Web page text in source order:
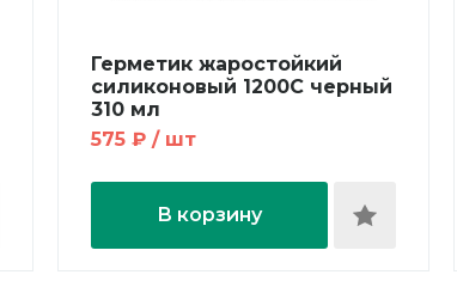
Герметик жаростойкий
силиконовый 1200С черный
310 мл
575 ₽ / шт
В корзину